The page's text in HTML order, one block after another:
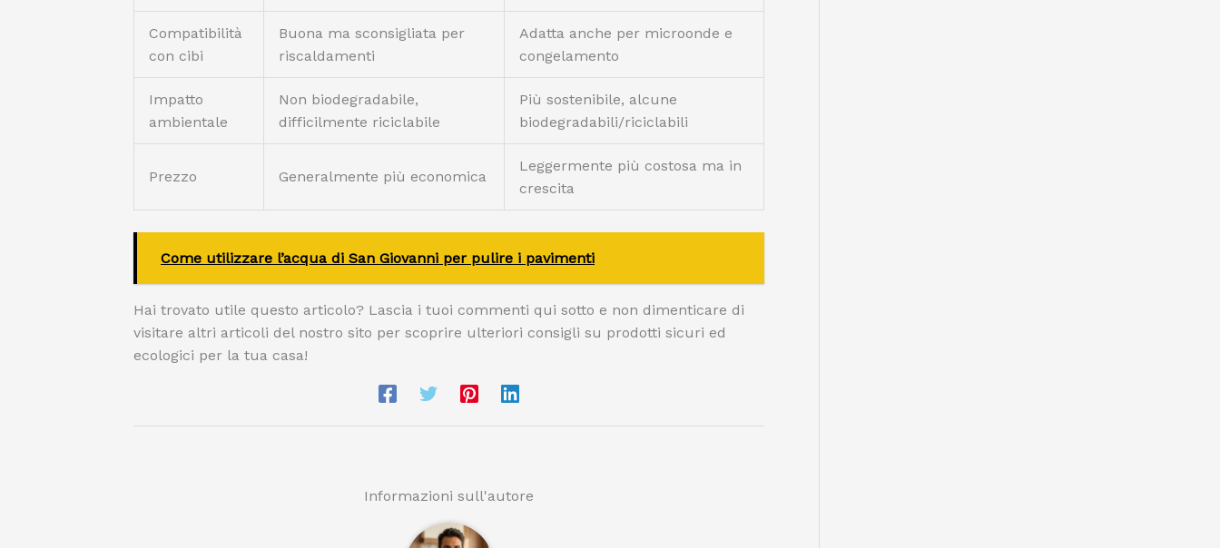
Compatibilità
con cibi
Buona ma sconsigliata per
riscaldamenti
Adatta anche per microonde e
congelamento
Impatto
ambientale
Non biodegradabile,
difficilmente riciclabile
Più sostenibile, alcune
biodegradabili/riciclabili
Prezzo Generalmente più economica
Leggermente più costosa ma in
crescita
Come utilizzare l’acqua di San Giovanni per pulire i pavimenti
Hai trovato utile questo articolo? Lascia i tuoi commenti qui sotto e non dimenticare di
visitare altri articoli del nostro sito per scoprire ulteriori consigli su prodotti sicuri ed
ecologici per la tua casa!
Informazioni sull'autore